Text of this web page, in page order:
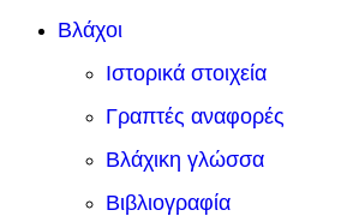
Βλάχοι
Ιστορικά στοιχεία
Γραπτές αναφορές
Βλάχικη γλώσσα
Βιβλιογραφία